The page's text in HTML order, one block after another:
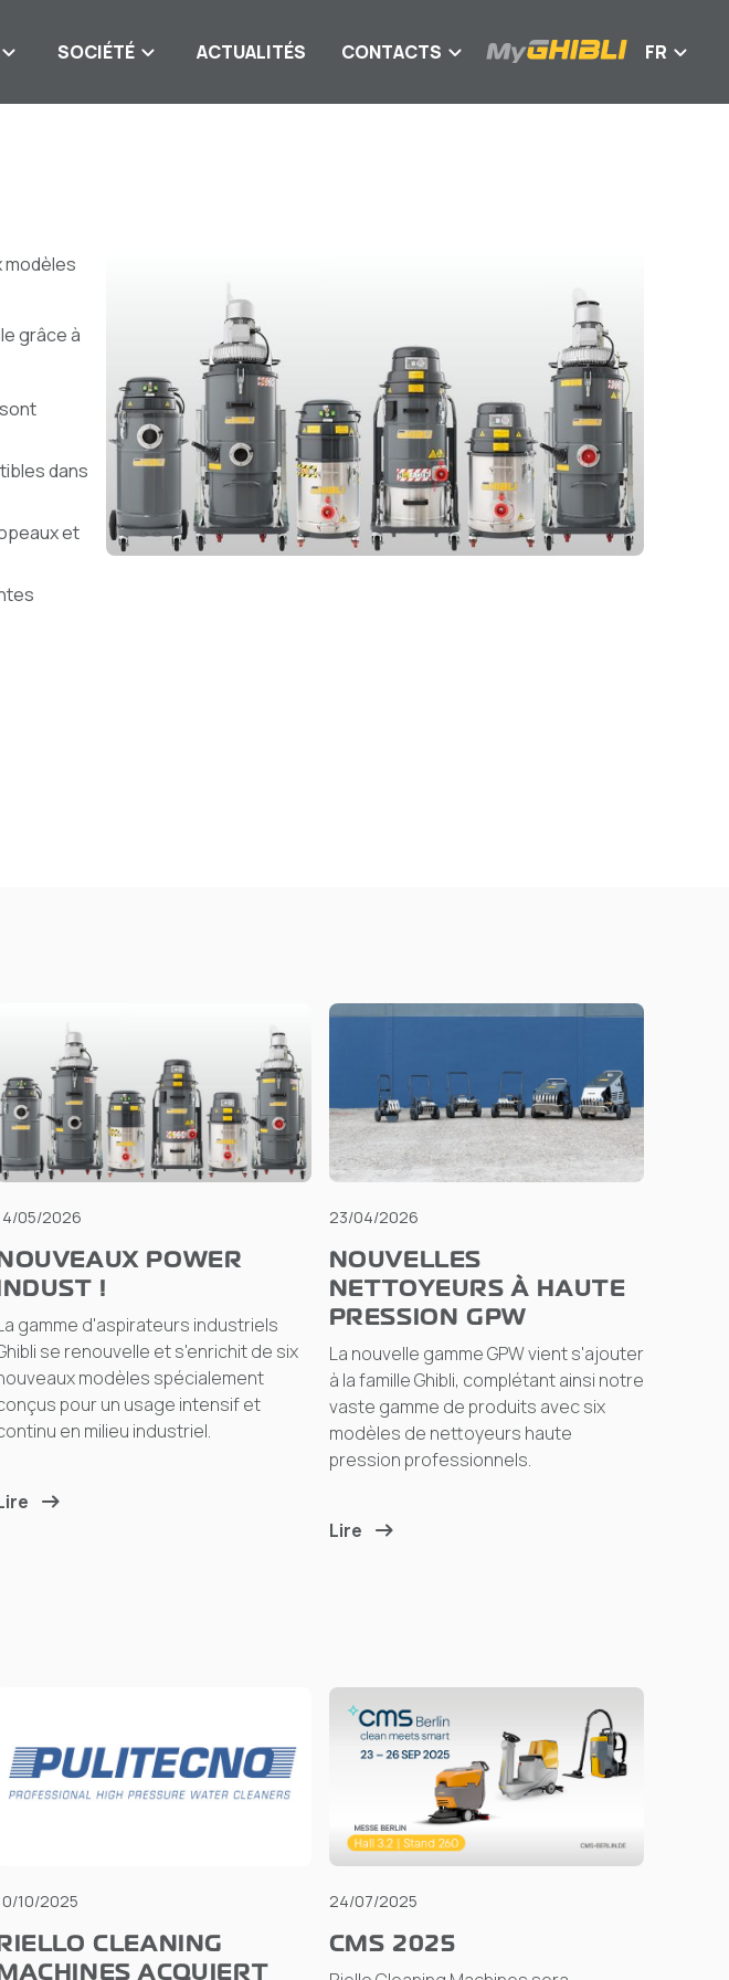
SOCIÉTÉ ACTUALITÉS CONTACTS FR
modèles
grâce à
dans
et
05/2026
POWER
!
gamme d'aspirateurs industriels
se renouvelle et s'enrichit de six
modèles spécialement
pour un usage intensif et
en milieu industriel.
23/04/2026
NOUVELLES
NETTOYEURS À HAUTE
PRESSION GPW
La nouvelle gamme GPW vient s'ajouter
à la famille Ghibli, complétant ainsi notre
vaste gamme de produits avec six
modèles de nettoyeurs haute
pression professionnels.
Lire
10/2025
CLEANING
ACQUIERT
24/07/2025
CMS 2025